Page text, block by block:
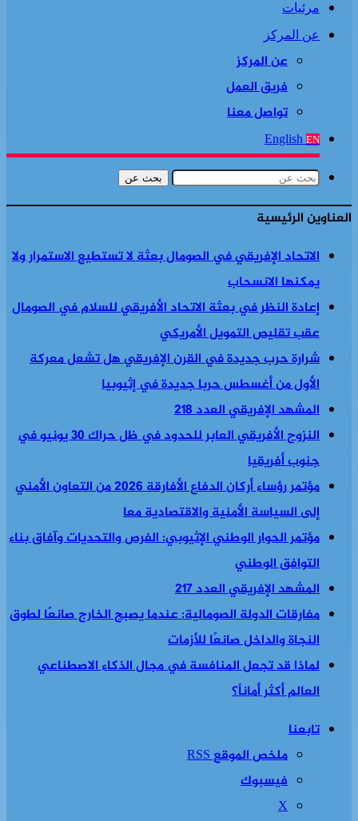
مرئيات
عن المركز
عن المركز
فريق العمل
تواصل معنا
English EN
بحث عن
العناوين الرئيسية
الاتحاد الإفريقي في الصومال بعثة لا تستطيع الاستمرار ولا
يمكنها الانسحاب
إعادة النظر في بعثة الاتحاد الأفريقي للسلام في الصومال
عقب تقليص التمويل الأمريكي
شرارة حرب جديدة في القرن الإفريقي هل تشعل معركة
الأول من أغسطس حربا جديدة في إثيوبيا
المشهد الإفريقي العدد 218
النزوح الأفريقي العابر للحدود في ظل حراك 30 يونيو في
جنوب أفريقيا
مؤتمر رؤساء أركان الدفاع الأفارقة 2026 من التعاون الأمني
إلى السياسة الأمنية والاقتصادية معا
مؤتمر الحوار الوطني الإثيوبي: الفرص والتحديات وآفاق بناء
التوافق الوطني
المشهد الإفريقي العدد 217
مفارقات الدولة الصومالية: عندما يصبح الخارج صانعًا لطوق
النجاة والداخل صانعًا للأزمات
لماذا قد تجعل المنافسة في مجال الذكاء الاصطناعي
العالم أكثر أماناً؟
تابعنا
ملخص الموقع RSS
فيسبوك
‫X